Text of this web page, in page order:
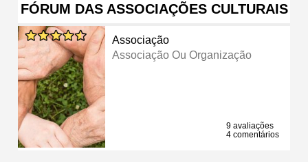
FÓRUM DAS ASSOCIAÇÕES CULTURAIS
Associação
Associação Ou Organização
9 avaliações
4 comentários